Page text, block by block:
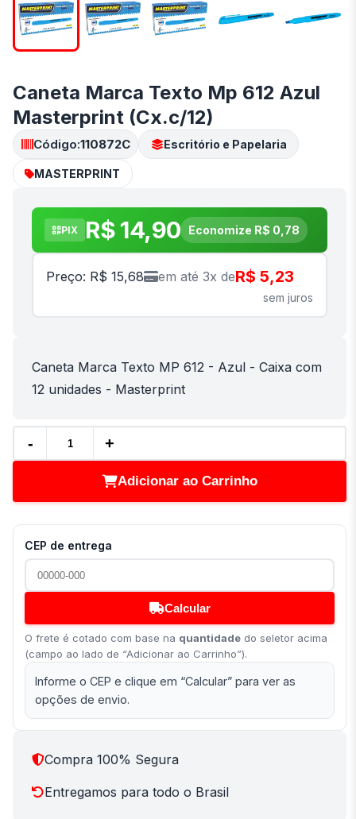
Caneta Marca Texto Mp 612 Azul
Masterprint (Cx.c/12)
Código:110872C Escritório e Papelaria
MASTERPRINT
PIX R$ 14,90 Economize R$ 0,78
Preço: R$ 15,68 em até 3x deR$ 5,23
sem juros
Caneta Marca Texto MP 612 - Azul - Caixa com
12 unidades - Masterprint
- +
Adicionar ao Carrinho
CEP de entrega
Calcular
O frete é cotado com base na quantidade do seletor acima
(campo ao lado de “Adicionar ao Carrinho”).
Informe o CEP e clique em “Calcular” para ver as
opções de envio.
Compra 100% Segura
Entregamos para todo o Brasil